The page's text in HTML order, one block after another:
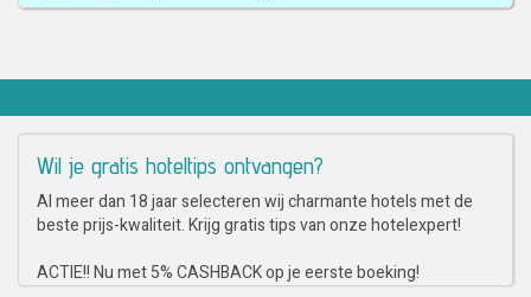
Wil je gratis hoteltips ontvangen?
Al meer dan 18 jaar selecteren wij charmante hotels met de
beste prijs-kwaliteit. Krijg gratis tips van onze hotelexpert!
ACTIE!! Nu met 5% CASHBACK op je eerste boeking!